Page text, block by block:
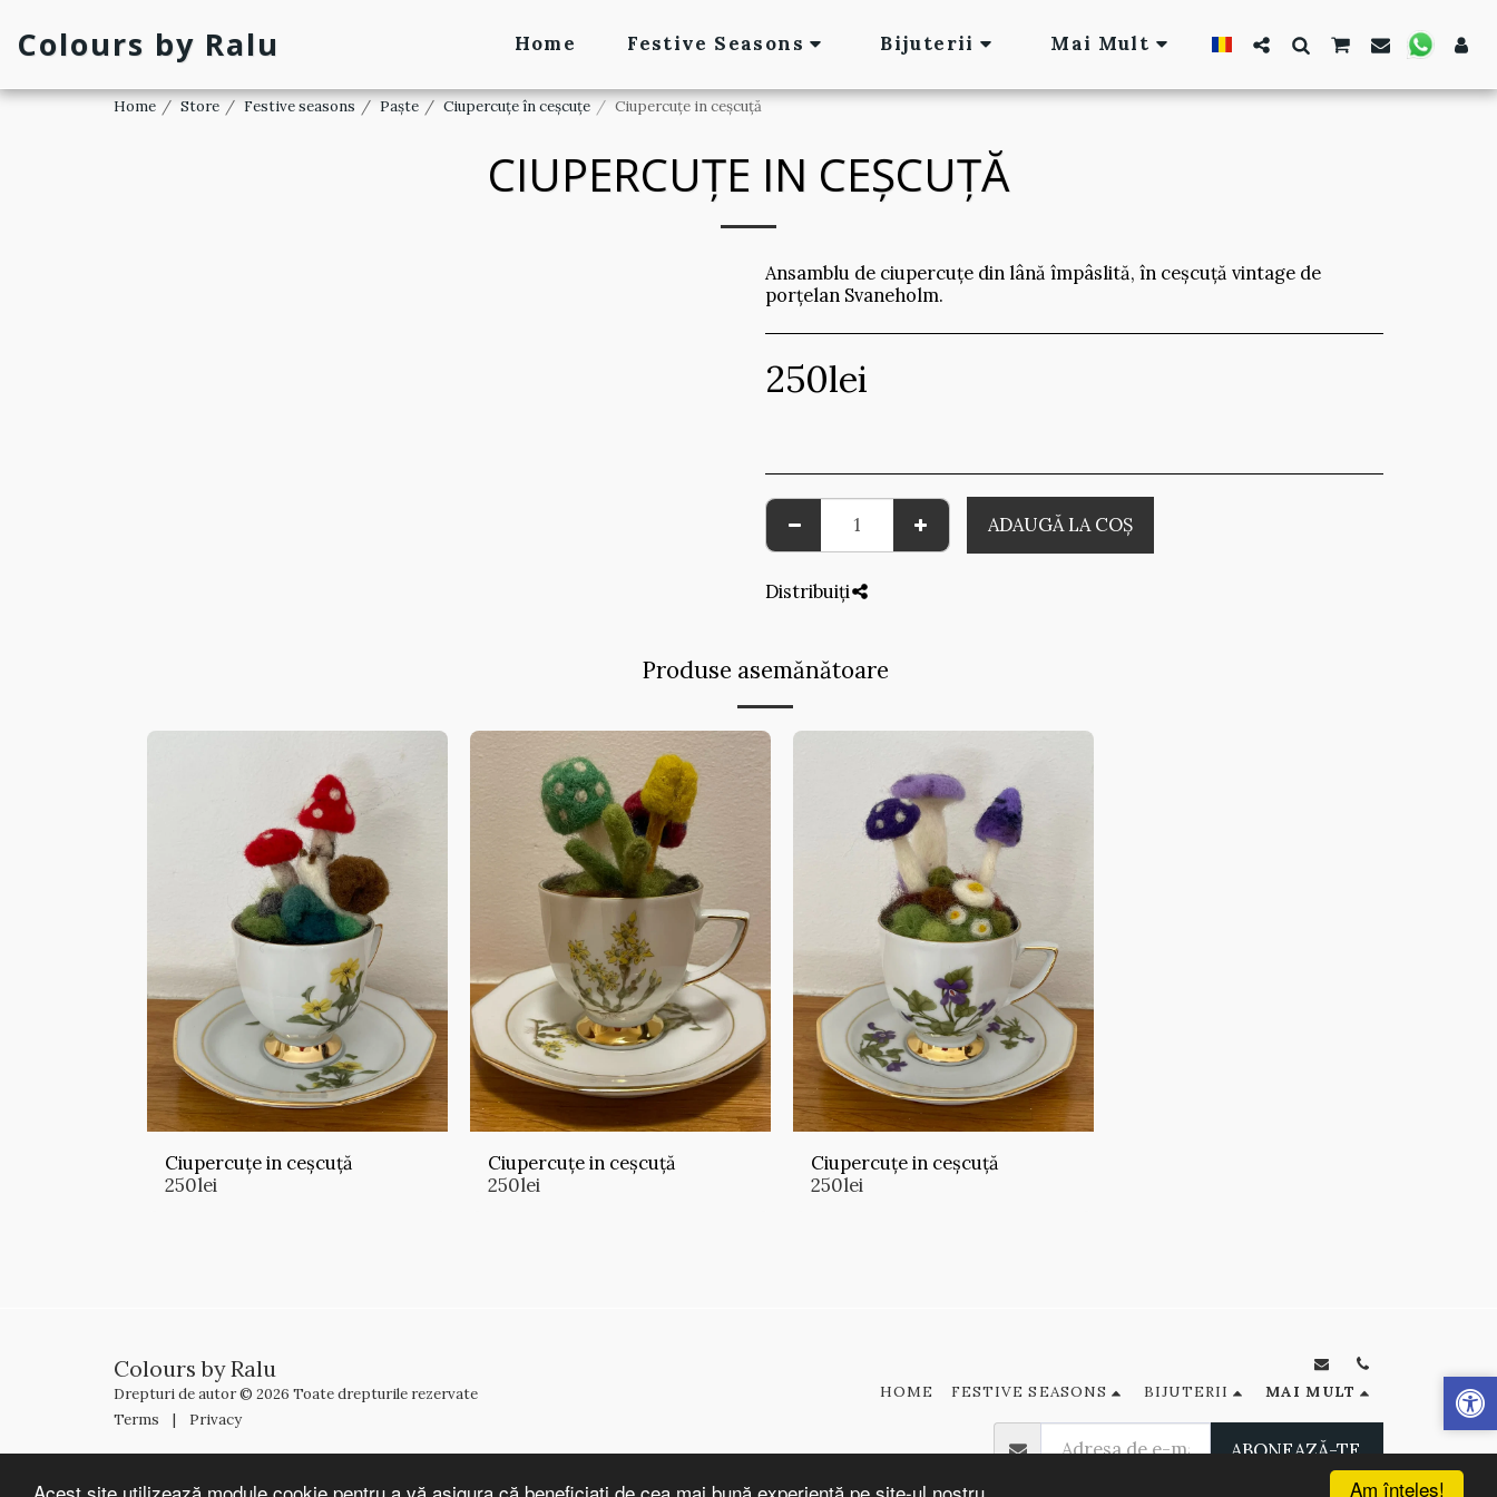
Am înţeles!
Acest site utilizează module cookie pentru a vă asigura că beneficiați de cea mai bună experiență pe site-ul nostru
Colours by Ralu Home Festive Seasons Bijuterii Mai Mult
Home Store Festive seasons Paște Ciupercuțe în ceșcuțe Ciupercuțe in ceșcuță
CIUPERCUȚE IN CEȘCUȚĂ
Ansamblu de ciupercuțe din lână împâslită, în ceșcuță vintage de
porțelan Svaneholm.
250lei
ADAUGĂ LA COŞ
Distribuiți
Produse asemănătoare
Ciupercuțe in ceșcuță
250lei
Ciupercuțe in ceșcuță
250lei
Ciupercuțe in ceșcuță
250lei
Colours by Ralu
Drepturi de autor © 2026 Toate drepturile rezervate
Terms | Privacy
HOME FESTIVE SEASONS BIJUTERII MAI MULT
ABONEAZĂ-TE